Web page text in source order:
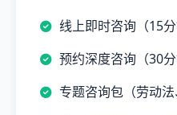
线上即时咨询（15分
预约深度咨询（30分
专题咨询包（劳动法